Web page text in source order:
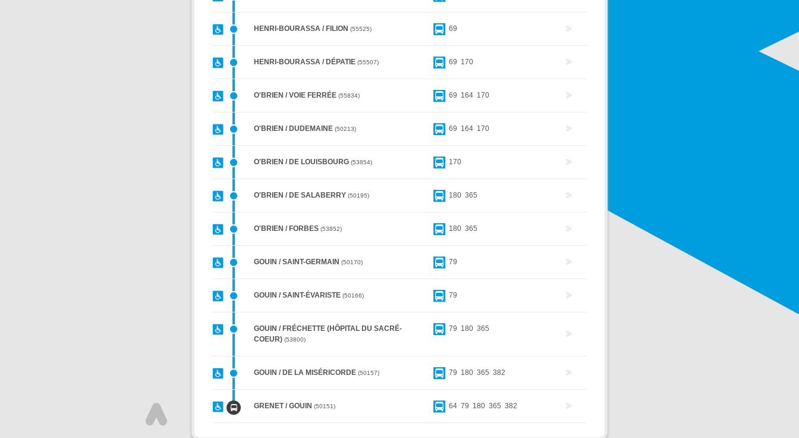
HENRI-BOURASSA / FILION 55525 69
HENRI-BOURASSA / DÉPATIE 55507 69 170
O'BRIEN / VOIE FERRÉE 55834 69 164 170
O'BRIEN / DUDEMAINE 50213 69 164 170
O'BRIEN / DE LOUISBOURG 53854 170
O'BRIEN / DE SALABERRY 50195 180 365
O'BRIEN / FORBES 53852 180 365
GOUIN / SAINT-GERMAIN 50170 79
GOUIN / SAINT-ÉVARISTE 50166 79
GOUIN / FRÉCHETTE (HÔPITAL DU SACRÉ-
COEUR) 53800
79 180 365
GOUIN / DE LA MISÉRICORDE 50157 79 180 365 382
GRENET / GOUIN 50151 64 79 180 365 382